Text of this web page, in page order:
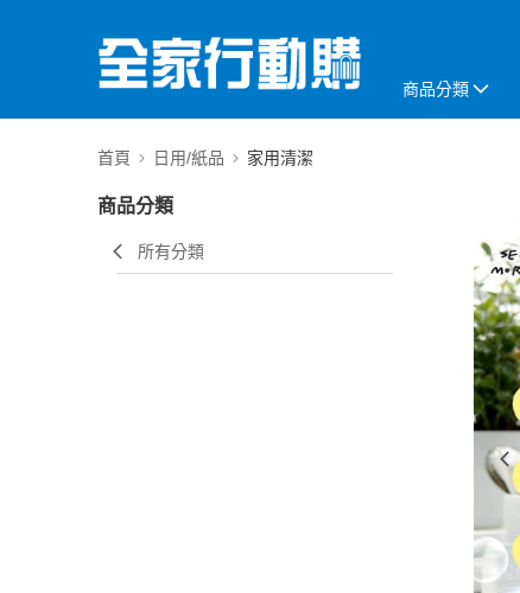
商品分類
首頁 日用/紙品 家用清潔
商品分類
所有分類